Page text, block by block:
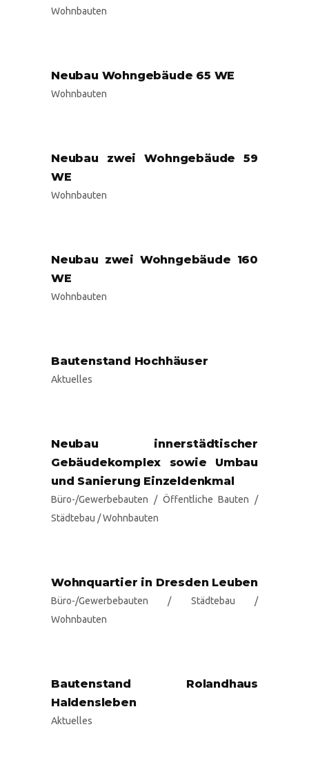
Wohnbauten
Neubau Wohngebäude 65 WE
Wohnbauten
Neubau zwei Wohngebäude 59
WE
Wohnbauten
Neubau zwei Wohngebäude 160
WE
Wohnbauten
Bautenstand Hochhäuser
Aktuelles
Neubau innerstädtischer
Gebäudekomplex sowie Umbau
und Sanierung Einzeldenkmal
Büro-/Gewerbebauten / Öffentliche Bauten /
Städtebau /Wohnbauten
Wohnquartier in Dresden Leuben
Büro-/Gewerbebauten / Städtebau /
Wohnbauten
Bautenstand Rolandhaus
Haldensleben
Aktuelles